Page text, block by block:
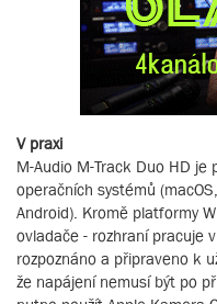
V praxi
M-Audio M-Track Duo HD
operačních systémů
Android). Kromě platformy
ovladače - rozhraní pracuje
rozpoznáno a připraveno k
že napájení nemusí být po